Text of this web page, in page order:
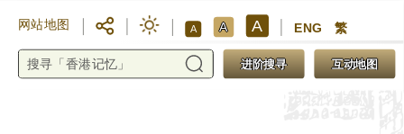
网站地图 A A A ENG 繁
进阶搜寻 互动地图